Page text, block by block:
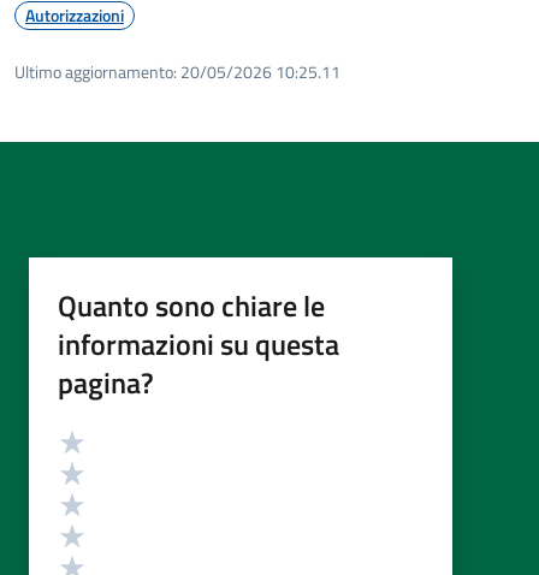
Autorizzazioni
Ultimo aggiornamento: 20/05/2026 10:25.11
Quanto sono chiare le
informazioni su questa
pagina?
Valutazione